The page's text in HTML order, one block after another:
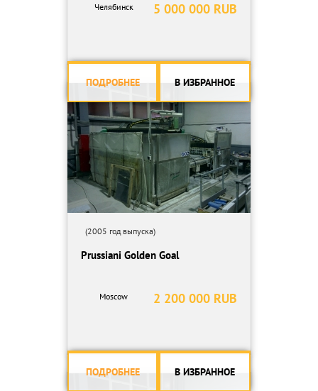
5 000 000 RUB
Челябинск
ПОДРОБНЕЕ В ИЗБРАННОЕ
(2005 год выпуска)
Prussiani Golden Goal
2 200 000 RUB
Moscow
ПОДРОБНЕЕ В ИЗБРАННОЕ